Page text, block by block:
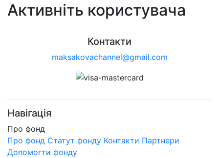
Активніть користувача
Контакти
maksakovachannel@gmail.com
Навігація
Про фонд
Про фонд Статут фонду Контакти Партнери
Допомогти фонду